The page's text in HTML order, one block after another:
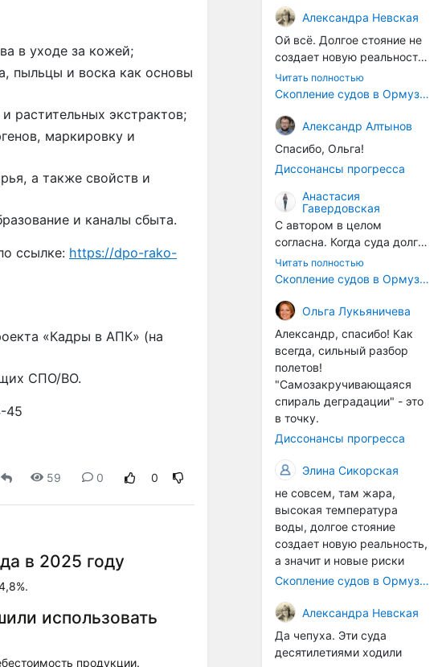
в уходе за кожей;
пыльцы и воска как основы
растительных экстрактов;
маркировку и
а также свойств и
и каналы сбыта.
ссылке: https://dpo-rako-
«Кадры в АПК» (на
СПО/ВО.
45
59 0 0
в 2025 году
использовать
продукции.
Александра Невская
Ой всё. Долгое стояние не
создает новую реальность.
Морские организмы всегда
накапливаются на судах.
на чистку от тех самых
организмов. И год за
годом, век за веком суда
разносят эти самые
организмы по пути
следования.
Читать полностью
Скопление судов в Ормузском проливе грозит катастрофическим распространением инвазивных видов
Александр Алтынов
Спасибо, Ольга!
Диссонансы прогресса
Анастасия
Гавердовская
С автором в целом
согласна. Когда суда долго
стоят в теплой воде, на их
корпусах активно
организмы, и потом они
могут быть перенесены в
другие регионы. Поэтому
проблема вполне реальная
— просто я бы говорила не
о неизбежной катастрофе,
а о повышенном риске,
который нельзя
игнорировать. А так да 👍
Читать полностью
Скопление судов в Ормузском проливе грозит катастрофическим распространением инвазивных видов
Ольга Лукьяничева
Александр, спасибо! Как
всегда, сильный разбор
полетов!
"Самозакручивающаяся
спираль деградации" - это
в точку.
Диссонансы прогресса
Элина Сикорская
не совсем, там жара,
высокая температура
воды, долгое стояние
создает новую реальность,
а значит и новые риски
Скопление судов в Ормузском проливе грозит катастрофическим распространением инвазивных видов
Александра Невская
Да чепуха. Эти суда
десятилетиями ходили